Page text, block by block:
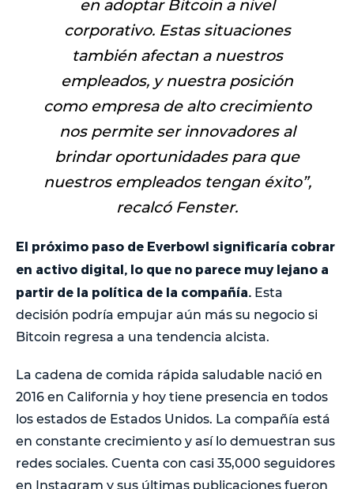
en adoptar Bitcoin a nivel
corporativo. Estas situaciones
también afectan a nuestros
empleados, y nuestra posición
como empresa de alto crecimiento
nos permite ser innovadores al
brindar oportunidades para que
nuestros empleados tengan éxito”,
recalcó Fenster.
El próximo paso de Everbowl significaría cobrar
en activo digital, lo que no parece muy lejano a
partir de la política de la compañía. Esta
decisión podría empujar aún más su negocio si
Bitcoin regresa a una tendencia alcista.
La cadena de comida rápida saludable nació en
2016 en California y hoy tiene presencia en todos
los estados de Estados Unidos. La compañía está
en constante crecimiento y así lo demuestran sus
redes sociales. Cuenta con casi 35,000 seguidores
en Instagram y sus últimas publicaciones fueron